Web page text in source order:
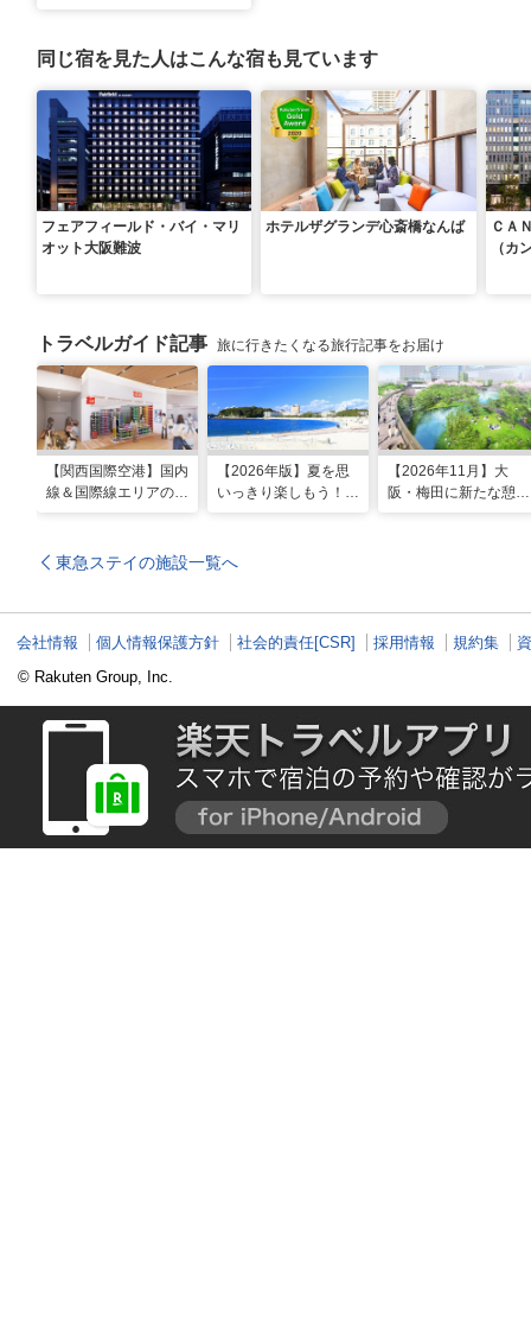
同じ宿を見た人はこんな宿も見ています
フェアフィールド・バイ・マリ
オット大阪難波
ホテルザグランデ心斎橋なんば
ＣＡ
（カ
トラベルガイド記事 旅に行きたくなる旅行記事をお届け
【関西国際空港】国内
線＆国際線エリアの大
【2026年版】夏を思
いっきり楽しもう！関
【2026年11月】大
阪・梅田に新たな憩い
東急ステイの施設一覧へ
会社情報 個人情報保護方針 社会的責任[CSR] 採用情報 規約集
© Rakuten Group, Inc.